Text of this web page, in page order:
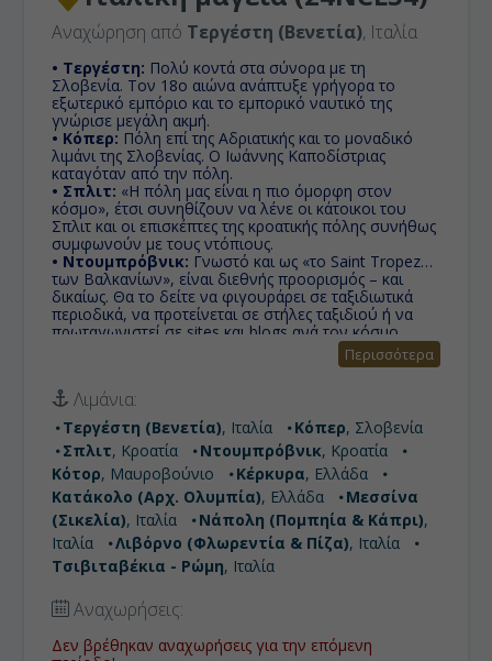
Αναχώρηση από Τεργέστη (Βενετία), Ιταλία
• Τεργέστη: Πολύ κοντά στα σύνορα με τη
Σλοβενία. Τον 18ο αιώνα ανάπτυξε γρήγορα το
εξωτερικό εμπόριο και το εμπορικό ναυτικό της
γνώρισε μεγάλη ακμή.
• Κόπερ: Πόλη επί της Αδριατικής και το μοναδικό
λιμάνι της Σλοβενίας. Ο Ιωάννης Καποδίστριας
καταγόταν από την πόλη.
• Σπλιτ: «Η πόλη μας είναι η πιο όμορφη στον
κόσμο», έτσι συνηθίζουν να λένε οι κάτοικοι του
Σπλιτ και οι επισκέπτες της κροατικής πόλης συνήθως
συμφωνούν με τους ντόπιους.
• Ντουμπρόβνικ: Γνωστό και ως «το Saint Tropez
των Βαλκανίων», είναι διεθνής προορισμός – και
δικαίως. Θα το δείτε να φιγουράρει σε ταξιδιωτικά
περιοδικά, να προτείνεται σε στήλες ταξιδιού ή να
πρωταγωνιστεί σε sites και blogs ανά τον κόσμο.
Πανέμορφη παραθαλάσσια πόλη στο
Μαυροβούνιο και αποκαλείται δικαιολογημένα
Νύμφη της Αδριατικής.
• Κέρκυρα:
τον πολυμήχανο ήρωα του Ομήρου, ο τόπος που
διάλεξε ο Ποσειδώνας για να χαρεί τον έρωτά του με
την Αμφιτρήτη, είναι ο ίδιος που εξακολουθεί να
φιλοξενεί και να εμπνέει τους σημερινούς
επισκέπτες.
• Κατάκολο (Αρχ. Ολυμπία):Παραλιακή
κωμόπολη, με φυσικές ομορφιές και σε μικρή
απόσταση από την Αρχαία Ολυμπία, όπου γίνονταν
οι Ολυμπιακοί αγώνες στην αρχαιότητα.
• Μεσσίνα (Σικελία):Πύλη της Σικελίας, η τρίτη
μεγαλύτερη πόλη της και πρωτεύουσα της ομώνυμης
επαρχίας, ιδρύθηκε από τους Ελληνες αποίκους
τιμήν της πελοποννησιακής Μεσσήνης.
Περισσότερα
Λιμάνια:
Τεργέστη (Βενετία), Ιταλία Κόπερ, Σλοβενία
Σπλιτ, Κροατία Ντουμπρόβνικ, Κροατία
Κότορ, Μαυροβούνιο Κέρκυρα, Ελλάδα
Κατάκολο (Αρχ. Ολυμπία), Ελλάδα
Μεσσίνα
(Σικελία), Ιταλία Νάπολη (Πομπηία & Κάπρι),
Ιταλία
Λιβόρνο (Φλωρεντία & Πίζα), Ιταλία
Τσιβιταβέκια - Ρώμη, Ιταλία
Αναχωρήσεις:
Δεν βρέθηκαν αναχωρήσεις για την επόμενη